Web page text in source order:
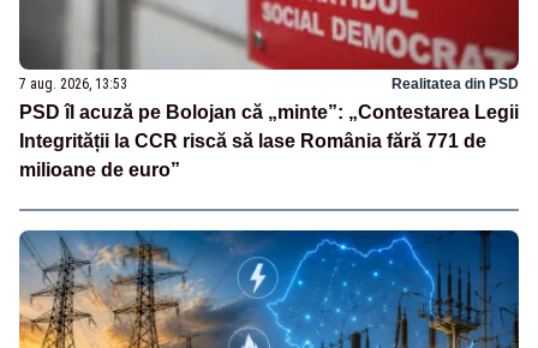
7 aug. 2026, 13:53 Realitatea din PSD
PSD îl acuză pe Bolojan că „minte”: „Contestarea Legii
Integrității la CCR riscă să lase România fără 771 de
milioane de euro”